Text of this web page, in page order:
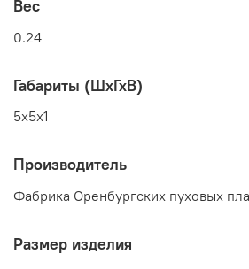
Вес
0.24
Габариты (ШхГхВ)
5x5x1
Производитель
Фабрика Оренбургских пуховых
Размер изделия